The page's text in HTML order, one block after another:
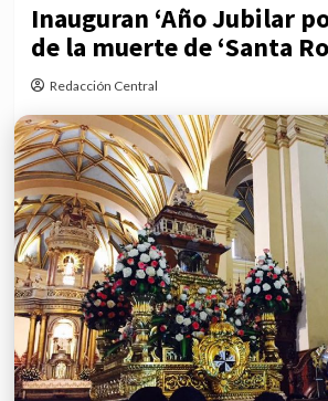
Inauguran ‘Año Jubilar
de la muerte de ‘Santa
Redacción Central